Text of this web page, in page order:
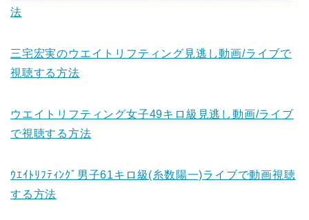
法
三宅宏実のウエイトリフティング見逃し動画/ライブで
視聴する方法
ウエイトリフティング女子49キロ級見逃し動画/ライブ
で視聴する方法
ｳｴｲﾄﾘﾌﾃｨﾝｸﾞ男子61キロ級(糸数陽一)ライブで動画視聴
する方法